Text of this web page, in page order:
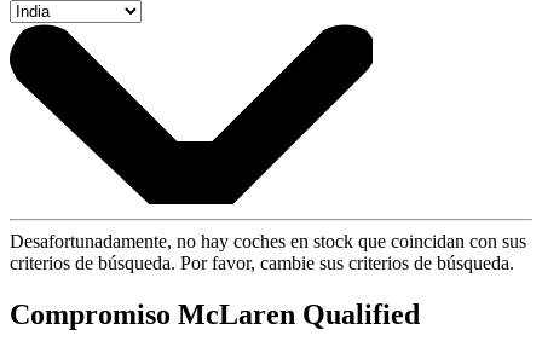
Desafortunadamente, no hay coches en stock que coincidan con sus
criterios de búsqueda. Por favor, cambie sus criterios de búsqueda.
Compromiso McLaren Qualified